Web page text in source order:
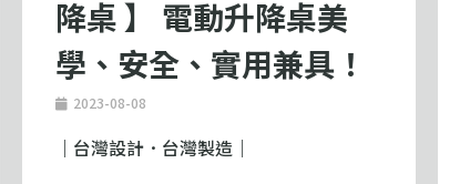
降桌 】 電動升降桌美
學、安全、實用兼具！
2023-08-08
｜台灣設計．台灣製造｜